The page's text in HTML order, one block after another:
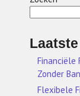
Financiële
Zonder
Flexibele